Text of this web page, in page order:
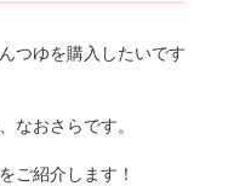
つゆを購入したいです
なおさらです。
ご紹介します！